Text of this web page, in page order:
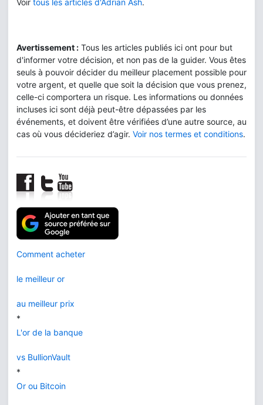
Avertissement : Tous les articles publiés ici ont pour but
d'informer votre décision, et non pas de la guider. Vous êtes
seuls à pouvoir décider du meilleur placement possible pour
votre argent, et quelle que soit la décision que vous prenez,
celle-ci comportera un risque. Les informations ou données
incluses ici sont déjà peut-être dépassées par les
événements, et doivent être vérifiées d’une autre source, au
cas où vous décideriez d’agir. Voir nos termes et conditions.
Comment acheter
le meilleur or
au meilleur prix
*
L'or de la banque
vs BullionVault
*
Or ou Bitcoin